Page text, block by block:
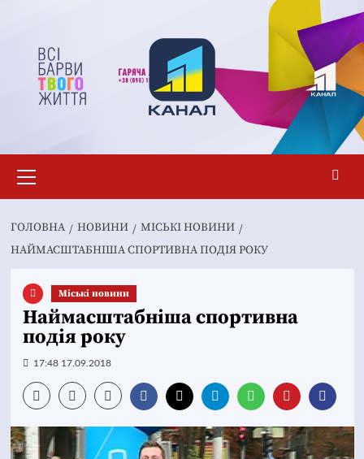
вмісту
меню
ГОЛОВНА НОВИНИ
MІСЬКІ НОВИНИ
НАЙМАСШТАБНІША СПОРТИВНА ПОДІЯ РОКУ
Mіські новини
Наймасштабніша спортивна
подія року
17:48 17.09.2018